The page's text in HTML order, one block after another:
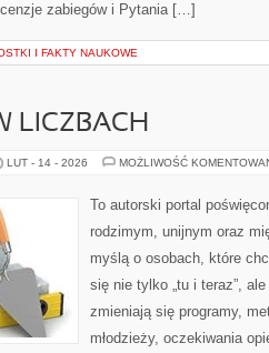
zabiegów i Pytania […]
I FAKTY NAUKOWE
LICZBACH
LUT - 14 - 2026 MOŻLIWOŚĆ
To autorski portal
rodzimym, unijnym oraz
myślą o osobach, które
się nie tylko „tu i teraz”,
zmieniają się programy,
młodzieży, oczekiwania